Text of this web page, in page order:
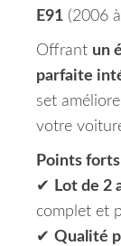
E91 (2006
Offrant un
parfaite
set
votre
Points
✔
Lot de 2
complet et
✔ Qualité